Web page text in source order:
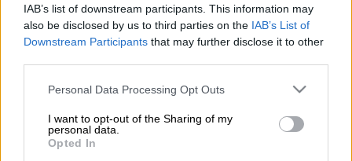
IAB’s list of downstream participants. This information may
also be disclosed by us to third parties on the IAB’s List of
Downstream Participants that may further disclose it to other
Please note that this website/app uses one or more Google
not limited to your visit or usage behaviour. You may click to
grant or deny consent to Google and its third-party tags to
use your data for below specified purposes in below Google
Personal Data Processing Opt Outs
I want to opt-out of the Sharing of my
personal data.
Opted In
ΗΙαπωνίακαι χώρες με την ίδια νοοτροπία
πρέπει να είναι ενωμένες και να
διατηρήσουν τις κυρώσεις σε βάρος της
Ρωσίας έως ότου τερματίσει την επίθεσή
Ιάπωναςυπουργός Εξωτερικών
Γοσιμάσα
Χαγιάσι.